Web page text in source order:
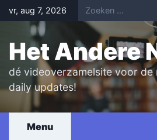
Skip
to
content
vr, aug 7, 2026
Het Andere
dé videoverzamelsite voor de
daily updates!
Menu